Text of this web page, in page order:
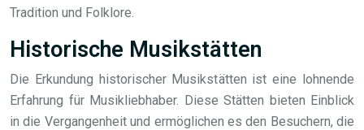
Tradition und Folklore.
Historische Musikstätten
Die Erkundung historischer Musikstätten ist eine lohnende
Erfahrung für Musikliebhaber. Diese Stätten bieten Einblick
in die Vergangenheit und ermöglichen es den Besuchern, die